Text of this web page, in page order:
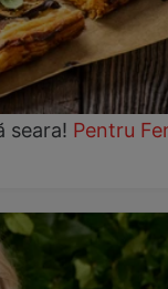
seara! Pentru